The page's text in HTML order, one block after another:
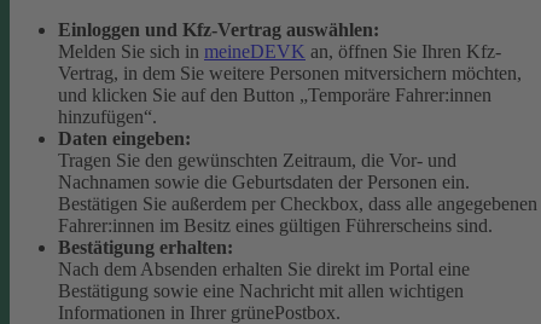
Einloggen und Kfz-Vertrag auswählen:
Melden Sie sich in meineDEVK an, öffnen Sie Ihren Kfz-
Vertrag, in dem Sie weitere Personen mitversichern möchten,
und klicken Sie auf den Button „Temporäre Fahrer:innen
hinzufügen“.
Daten eingeben:
Tragen Sie den gewünschten Zeitraum, die Vor- und
Nachnamen sowie die Geburtsdaten der Personen ein.
Bestätigen Sie außerdem per Checkbox, dass alle angegebenen
Fahrer:innen im Besitz eines gültigen Führerscheins sind.
Bestätigung erhalten:
Nach dem Absenden erhalten Sie direkt im Portal eine
Bestätigung sowie eine Nachricht mit allen wichtigen
Informationen in Ihrer grünePostbox.